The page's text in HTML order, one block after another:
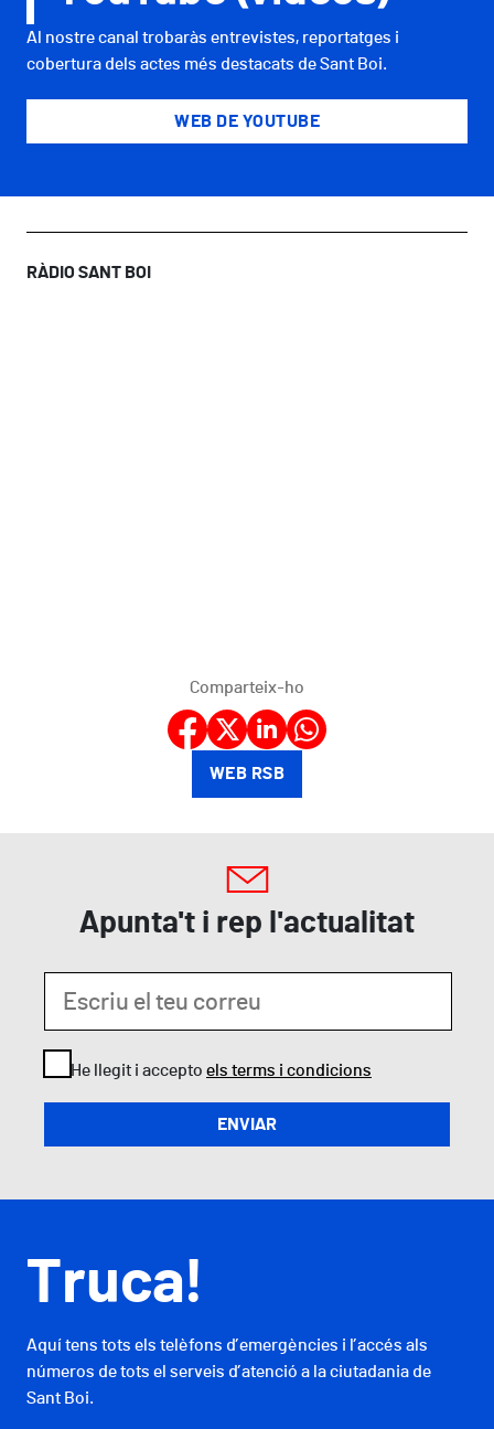
Al nostre canal trobaràs entrevistes, reportatges i
cobertura dels actes més destacats de Sant Boi.
WEB DE YOUTUBE
RÀDIO SANT BOI
Comparteix-ho
WEB RSB
Apunta't i rep l'actualitat
He llegit i accepto els terms i condicions
Truca!
Aquí tens tots els telèfons d’emergències i l’accés als
números de tots el serveis d’atenció a la ciutadania de
Sant Boi.